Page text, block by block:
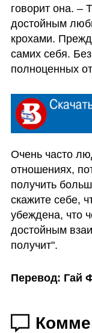
говорит она. –
достойным
крохами.
самих себя.
полноценных
Очень часто
отношениях,
получить
скажите себе,
убеждена, что
достойным
получит".
Перевод: Гай